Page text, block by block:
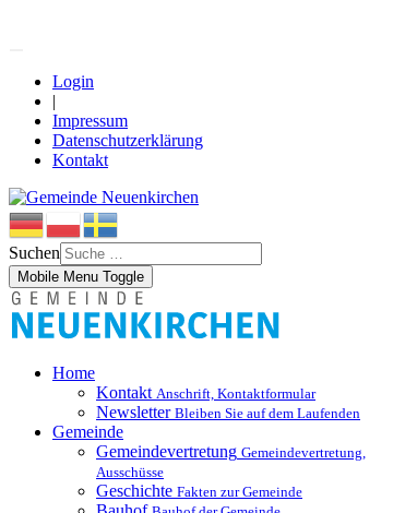
Login
|
Impressum
Datenschutzerklärung
Kontakt
Suchen
Mobile Menu Toggle
Home
Kontakt Anschrift, Kontaktformular
Newsletter Bleiben Sie auf dem Laufenden
Gemeinde
Gemeindevertretung Gemeindevertretung,
Ausschüsse
Geschichte Fakten zur Gemeinde